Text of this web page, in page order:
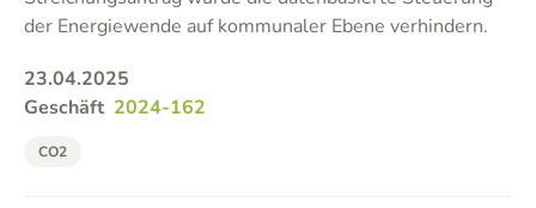
der Energiewende auf kommunaler Ebene verhindern.
23.04.2025
Geschäft 2024-162
CO2